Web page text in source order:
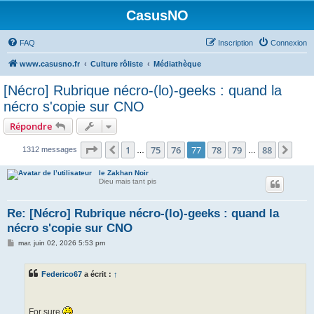
CasusNO
FAQ Connexion
Inscription
www.casusno.fr Culture rôliste Médiathèque
[Nécro] Rubrique nécro-(lo)-geeks : quand la
nécro s'copie sur CNO
Répondre
1312 messages Page 77 sur 88
Précédent
1 75 76 77 78 79 88
le Zakhan Noir
Dieu mais tant pis
Re: [Nécro] Rubrique nécro-(lo)-geeks : quand la
nécro s'copie sur CNO
Mmar. juin 02, 2026 5:53 pm
Federico67 a écrit : ↑